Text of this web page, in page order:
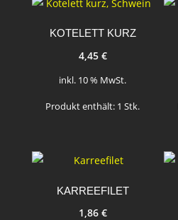
KOTELETT KURZ
4,45 €
inkl. 10 % MwSt.
Produkt enthält: 1Stk.
KARREEFILET
1,86 €